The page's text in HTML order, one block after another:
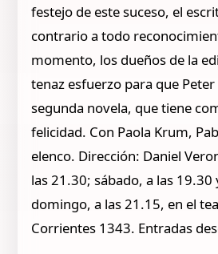
festejo de este suceso, el
contrario a todo
momento, los dueños de la
tenaz esfuerzo para que Peter
segunda novela, que tiene
felicidad. Con Paola Krum,
elenco. Dirección: Daniel
las 21.30; sábado, a las 19.30
domingo, a las 21.15, en el
Corrientes 1343. Entradas